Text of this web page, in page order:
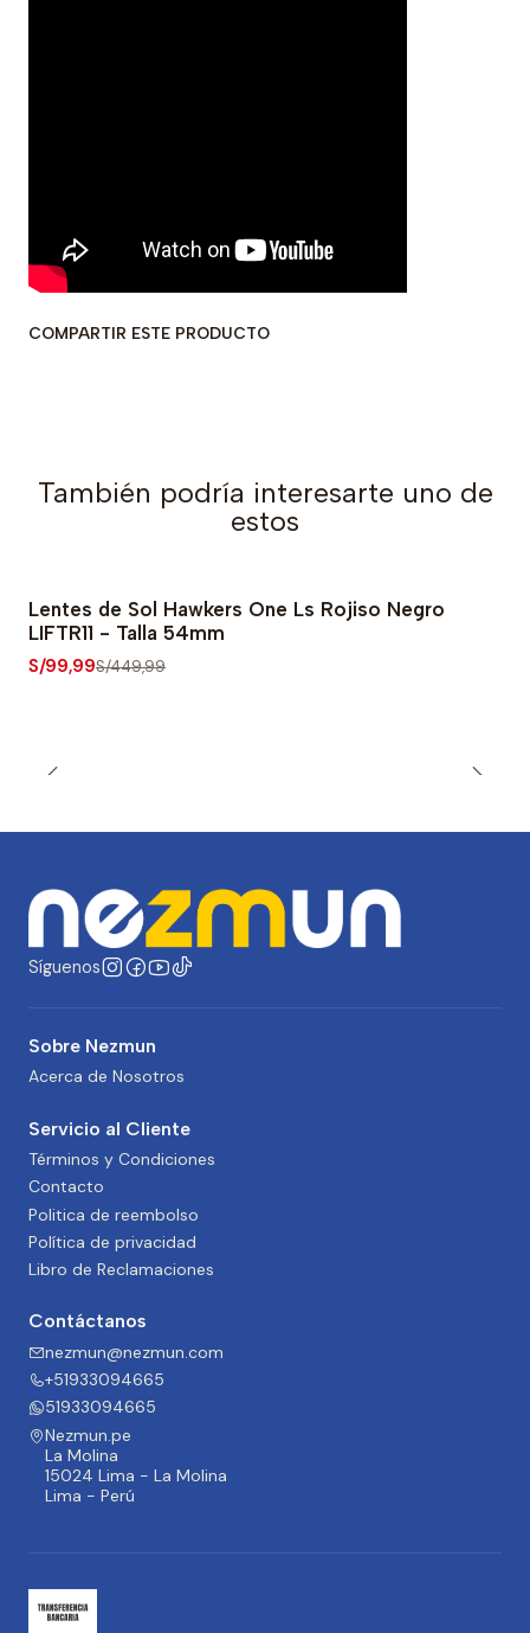
COMPARTIR ESTE PRODUCTO
También podría interesarte uno de
estos
-78% OFF
Lentes de Sol Hawkers One Ls Rojiso Negro
LIFTR11 - Talla 54mm
S/99,99S/449,99
Síguenos
Sobre Nezmun
Acerca de Nosotros
Servicio al Cliente
Términos y Condiciones
Contacto
Politica de reembolso
Política de privacidad
Libro de Reclamaciones
Contáctanos
nezmun@nezmun.com
+51933094665
51933094665
Nezmun.pe
La Molina
15024 Lima - La Molina
Lima - Perú